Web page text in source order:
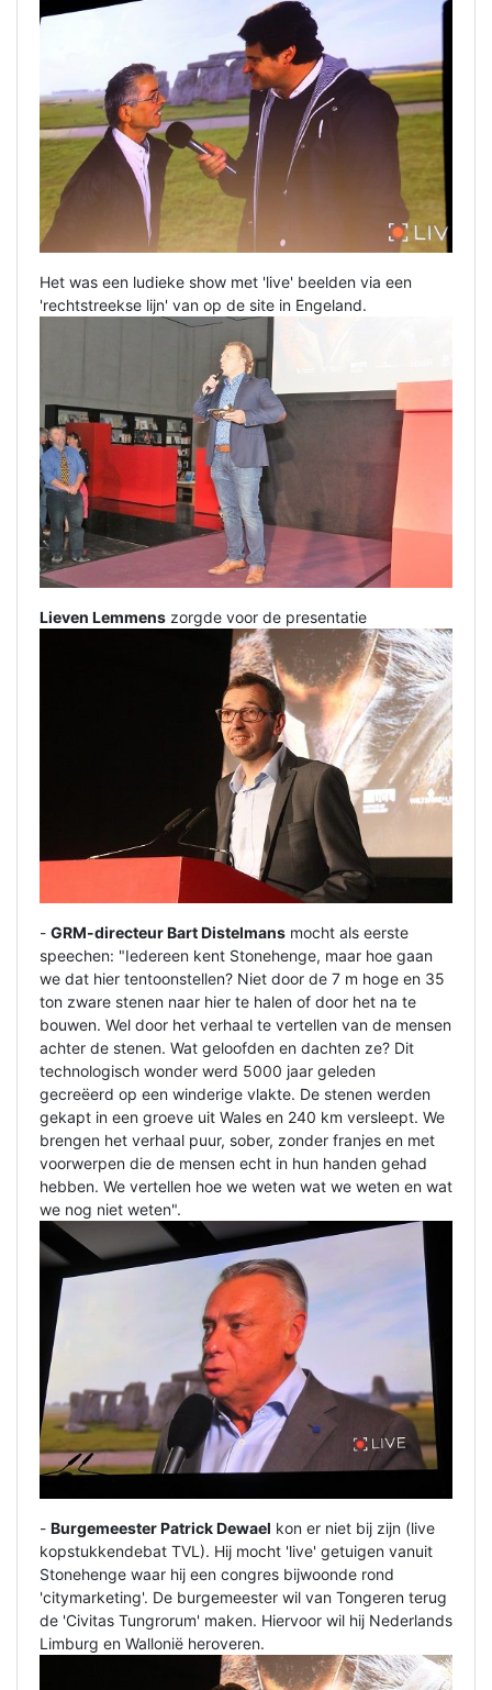
Het was een ludieke show met 'live' beelden via een
'rechtstreekse lijn' van op de site in Engeland.
Lieven Lemmens zorgde voor de presentatie
- GRM-directeur Bart Distelmans mocht als eerste
speechen: "Iedereen kent Stonehenge, maar hoe gaan
we dat hier tentoonstellen? Niet door de 7 m hoge en 35
ton zware stenen naar hier te halen of door het na te
bouwen. Wel door het verhaal te vertellen van de mensen
achter de stenen. Wat geloofden en dachten ze? Dit
technologisch wonder werd 5000 jaar geleden
gecreëerd op een winderige vlakte. De stenen werden
gekapt in een groeve uit Wales en 240 km versleept. We
brengen het verhaal puur, sober, zonder franjes en met
voorwerpen die de mensen echt in hun handen gehad
hebben. We vertellen hoe we weten wat we weten en wat
we nog niet weten".
- Burgemeester Patrick Dewael kon er niet bij zijn (live
kopstukkendebat TVL). Hij mocht 'live' getuigen vanuit
Stonehenge waar hij een congres bijwoonde rond
'citymarketing'. De burgemeester wil van Tongeren terug
de 'Civitas Tungrorum' maken. Hiervoor wil hij Nederlands
Limburg en Wallonië heroveren.